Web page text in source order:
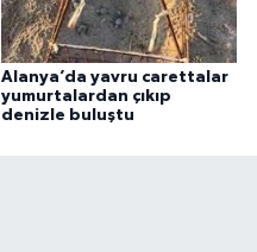
Alanya’da yavru carettalar
yumurtalardan çıkıp
denizle buluştu